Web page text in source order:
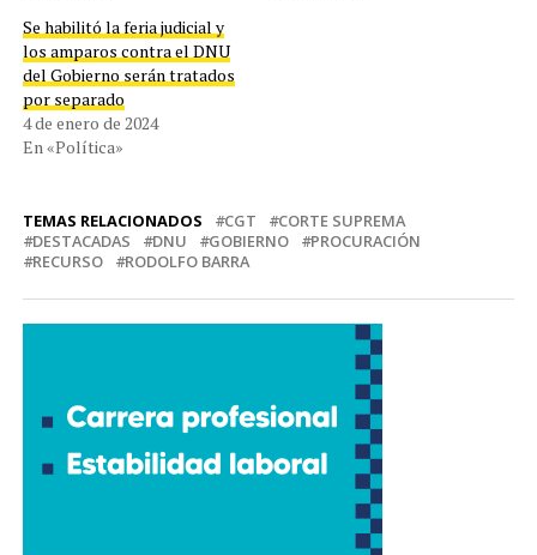
Se habilitó la feria judicial y
los amparos contra el DNU
del Gobierno serán tratados
por separado
4 de enero de 2024
En «Política»
TEMAS RELACIONADOS CGT
CORTE SUPREMA
DESTACADAS
DNU GOBIERNO
PROCURACIÓN
RECURSO
RODOLFO BARRA